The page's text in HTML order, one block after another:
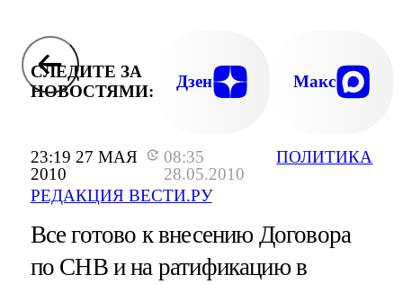
23:19 27 МАЯ
2010
08:35
28.05.2010
РЕДАКЦИЯ ВЕСТИ.РУ
ПОЛИТИКА
СЛЕДИТЕ ЗА
НОВОСТЯМИ:
Дзен Макс
Все готово к внесению Договора
по СНВ и на ратификацию в